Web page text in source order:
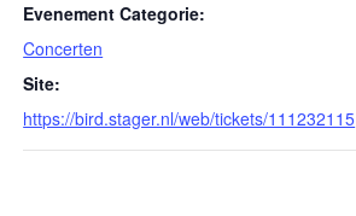
Evenement Categorie:
Concerten
Site:
https://bird.stager.nl/web/tickets/111232115